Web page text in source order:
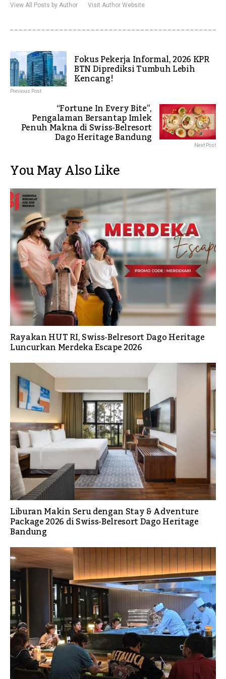
View All Posts by Author Visit Author Website
Fokus Pekerja Informal, 2026 KPR
BTN Diprediksi Tumbuh Lebih
Kencang!
Previous Post
“Fortune In Every Bite”,
Pengalaman Bersantap Imlek
Penuh Makna di Swiss-Belresort
Dago Heritage Bandung Next Post
You May Also Like
Rayakan HUT RI, Swiss-Belresort Dago Heritage
Luncurkan Merdeka Escape 2026
Liburan Makin Seru dengan Stay & Adventure
Package 2026 di Swiss-Belresort Dago Heritage
Bandung